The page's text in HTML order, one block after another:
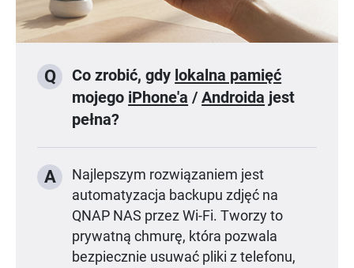
Q Co zrobić, gdy lokalna pamięć
mojego iPhone'a /Androida jest
pełna?
A
Najlepszym rozwiązaniem jest
automatyzacja backupu zdjęć na
QNAP NAS przez Wi-Fi. Tworzy to
prywatną chmurę, która pozwala
bezpiecznie usuwać pliki z telefonu,